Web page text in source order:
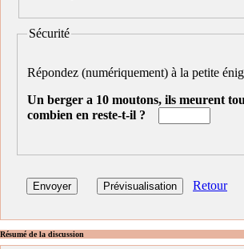
Sécurité
Répondez (numériquement) à la petite
Un berger a 10 moutons, ils meurent
combien en reste-t-il ?
Retour
Résumé de la discussion